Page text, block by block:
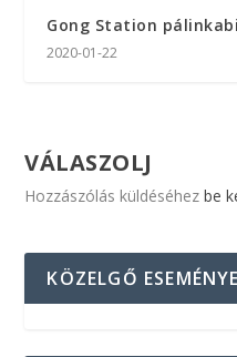
Gong Station
2020-01-22
VÁLASZOLJ
Hozzászólás küldéséhezbe
KÖZELGŐ